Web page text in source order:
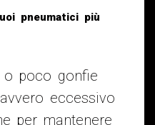
pneumatici più
o poco gonfie
eccessivo
per mantenere